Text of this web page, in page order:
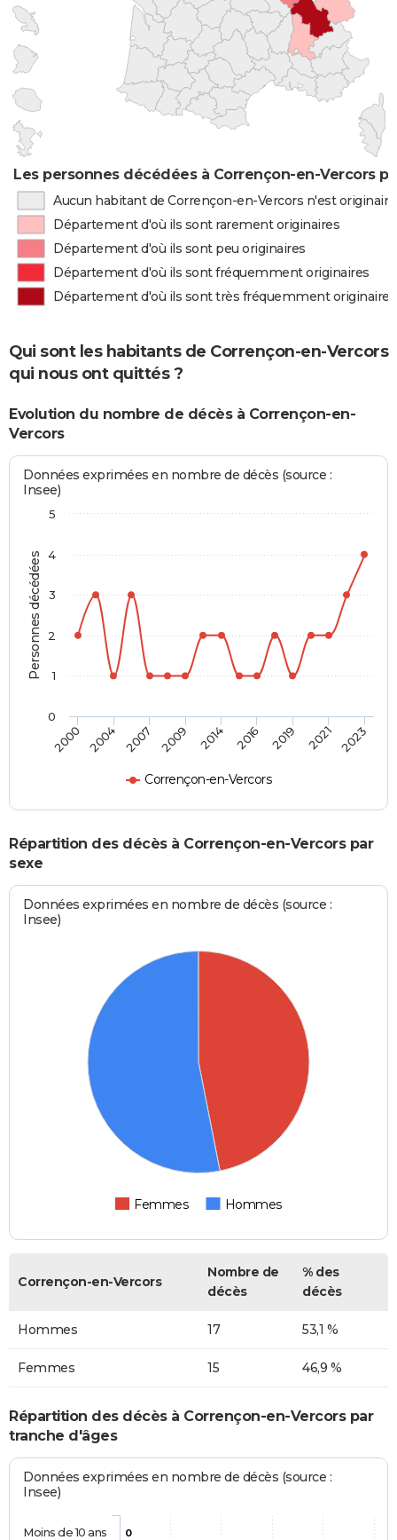
Les personnes décédées à Corrençon-en-Vercors
Aucun habitant de Corrençon-en-Vercors n'est
Département d'où ils sont rarement originaires
Département d'où ils sont peu originaires
Département d'où ils sont fréquemment originaires
Département d'où ils sont très fréquemment originaires
Qui sont les habitants de Corrençon-en-Vercors
qui nous ont quittés ?
Evolution du nombre de décès à Corrençon-en-
Vercors
Personnes décédées
Données exprimées en nombre de décès (source :
Insee)
Corrençon-en-Vercors
2000 2004 2007 2009 2014 2016 2019 2021 2023
0
1
2
3
4
5
Répartition des décès à Corrençon-en-Vercors par
sexe
Données exprimées en nombre de décès (source :
Insee)
Femmes Hommes
Corrençon-en-Vercors
Nombre de
décès
% des
décès
Hommes 17 53,1 %
Femmes 15 46,9 %
Répartition des décès à Corrençon-en-Vercors par
tranche d'âges
Données exprimées en nombre de décès (source :
Insee)
0
Moins de 10 ans